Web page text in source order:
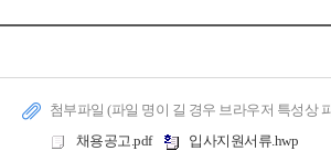
첨부파일 (파일 명이 길 경우 브라우저 특성상
채용공고.pdf
입사지원서류.hwp